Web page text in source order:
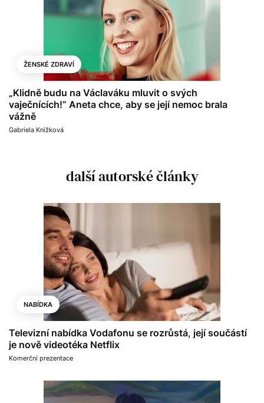
ŽENSKÉ ZDRAVÍ
„Klidně budu na Václaváku mluvit o svých
vaječnících!“ Aneta chce, aby se její nemoc brala
vážně
Gabriela Knížková
další autorské články
NABÍDKA
Televizní nabídka Vodafonu se rozrůstá, její součástí
je nově videotéka Netflix
Komerční prezentace